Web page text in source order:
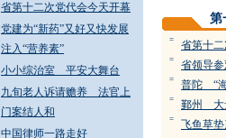
省第十二次党代会今天开幕
党建为“新药”又好又快发展
注入“营养素”
小小综治室 平安大舞台
九旬老人诉请赡养 法官上
门案结人和
中国律师一路走好
第
= 省第十
= 省领导参
= 普陀 “
= 鄞州 大
= 飞鱼草